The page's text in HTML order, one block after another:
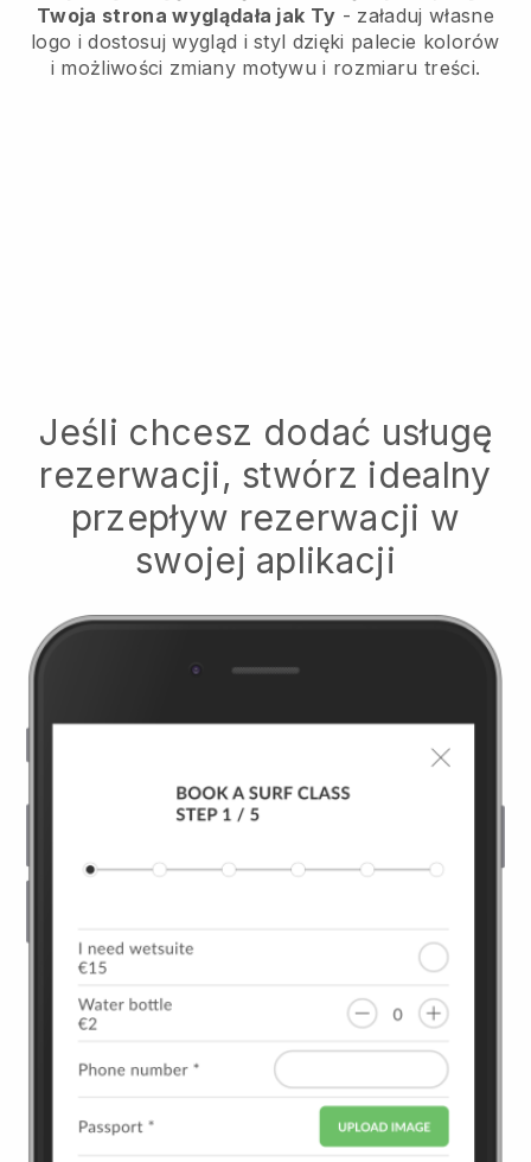
Twoja strona wyglądała jak Ty - załaduj własne
logo i dostosuj wygląd i styl dzięki palecie kolorów
i możliwości zmiany motywu i rozmiaru treści.
Jeśli chcesz dodać usługę
rezerwacji, stwórz idealny
przepływ rezerwacji w
swojej aplikacji